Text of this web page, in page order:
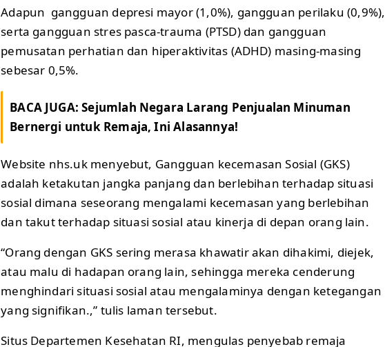
Adapun gangguan depresi mayor (1,0%), gangguan perilaku (0,9%),
serta gangguan stres pasca-trauma (PTSD) dan gangguan
pemusatan perhatian dan hiperaktivitas (ADHD) masing-masing
sebesar 0,5%.
BACA JUGA:Sejumlah Negara Larang Penjualan Minuman
Bernergi untuk Remaja, Ini Alasannya!
Website nhs.uk menyebut, Gangguan kecemasan Sosial (GKS)
adalah ketakutan jangka panjang dan berlebihan terhadap situasi
sosial dimana seseorang mengalami kecemasan yang berlebihan
dan takut terhadap situasi sosial atau kinerja di depan orang lain.
“Orang dengan GKS sering merasa khawatir akan dihakimi, diejek,
atau malu di hadapan orang lain, sehingga mereka cenderung
menghindari situasi sosial atau mengalaminya dengan ketegangan
yang signifikan.,” tulis laman tersebut.
Situs Departemen Kesehatan RI, mengulas penyebab remaja